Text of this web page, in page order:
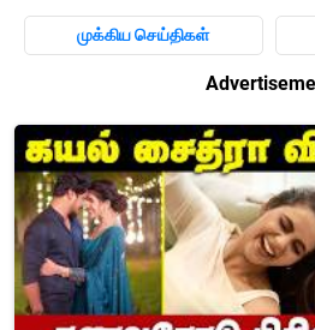
முக்கிய செய்திகள்